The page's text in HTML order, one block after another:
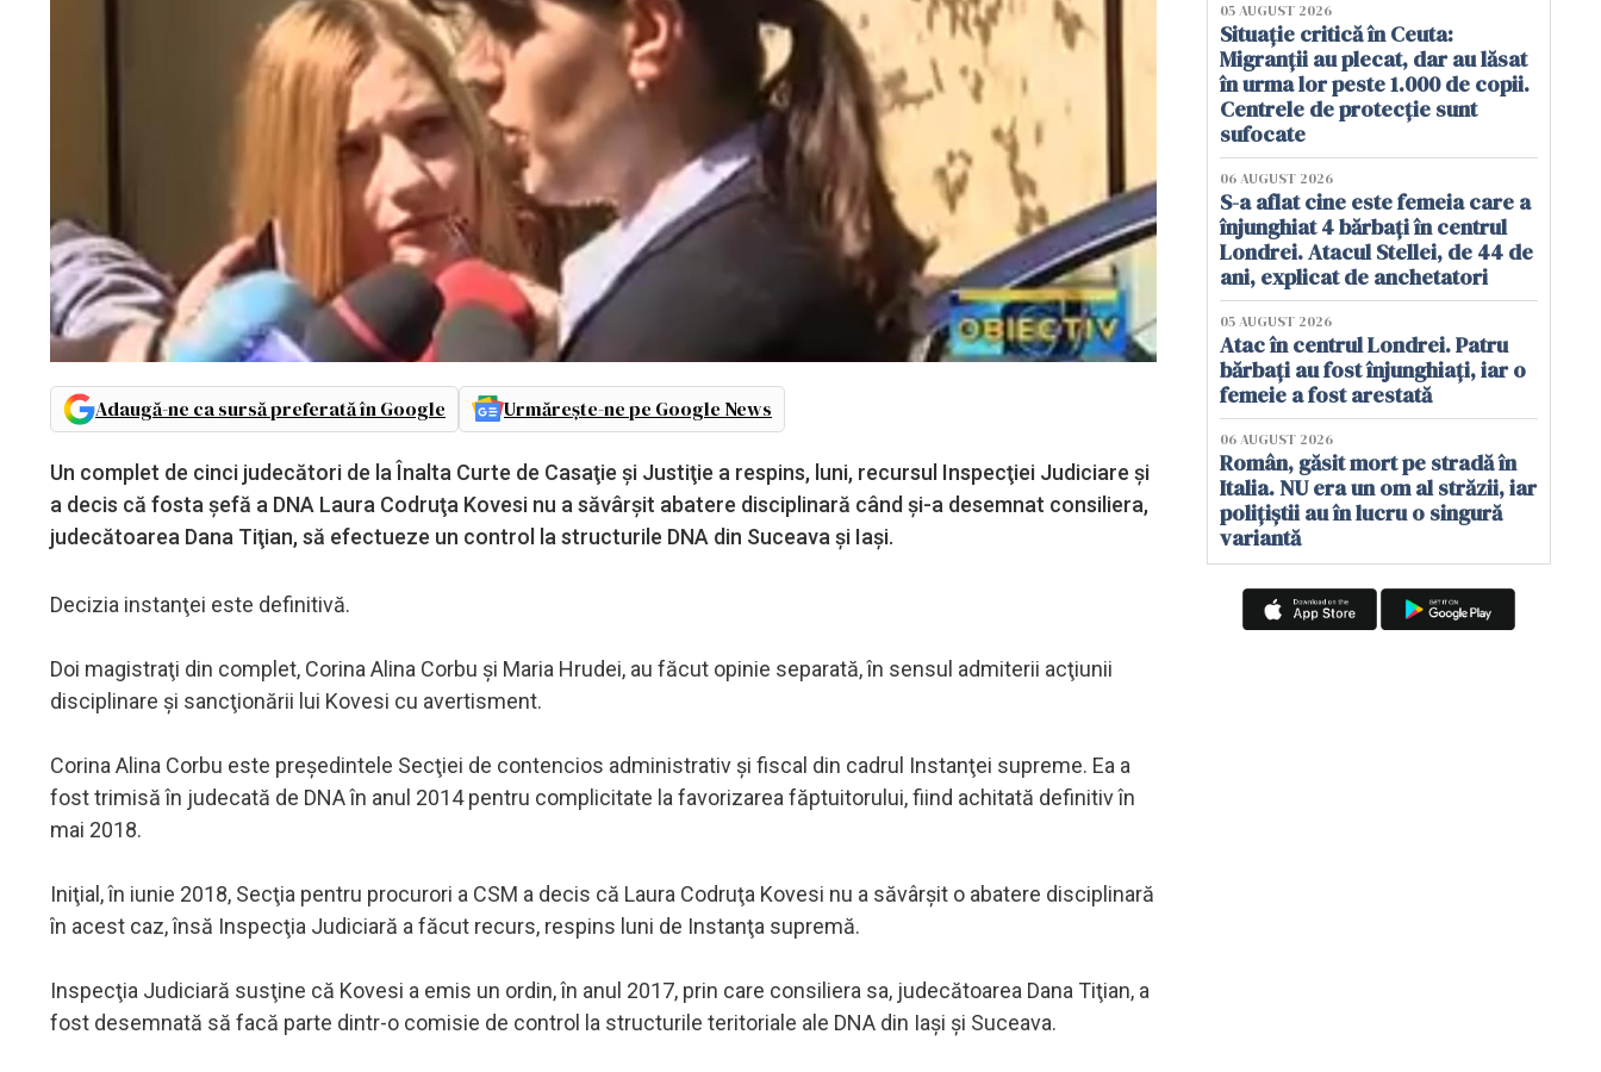
Adaugă-ne ca sursă preferată în Google Urmărește-ne pe Google News
Un complet de cinci judecători de la Înalta Curte de Casaţie şi Justiţie a respins, luni, recursul Inspecţiei Judiciare şi
a decis că fosta şefă a DNA Laura Codruţa Kovesi nu a săvârşit abatere disciplinară când şi-a desemnat consiliera,
judecătoarea Dana Tiţian, să efectueze un control la structurile DNA din Suceava şi Iaşi.
Decizia instanţei este definitivă.
Doi magistraţi din complet, Corina Alina Corbu şi Maria Hrudei, au făcut opinie separată, în sensul admiterii acţiunii
disciplinare şi sancţionării lui Kovesi cu avertisment.
Corina Alina Corbu este preşedintele Secţiei de contencios administrativ şi fiscal din cadrul Instanţei supreme. Ea a
fost trimisă în judecată de DNA în anul 2014 pentru complicitate la favorizarea făptuitorului, fiind achitată definitiv în
mai 2018.
Iniţial, în iunie 2018, Secţia pentru procurori a CSM a decis că Laura Codruţa Kovesi nu a săvârşit o abatere disciplinară
în acest caz, însă Inspecţia Judiciară a făcut recurs, respins luni de Instanţa supremă.
Inspecţia Judiciară susţine că Kovesi a emis un ordin, în anul 2017, prin care consiliera sa, judecătoarea Dana Tiţian, a
fost desemnată să facă parte dintr-o comisie de control la structurile teritoriale ale DNA din Iaşi şi Suceava.
05 AUGUST 2026
Situație critică în Ceuta:
Migranții au plecat, dar au lăsat
în urma lor peste 1.000 de copii.
Centrele de protecție sunt
sufocate
06 AUGUST 2026
S-a aflat cine este femeia care a
înjunghiat 4 bărbați în centrul
Londrei. Atacul Stellei, de 44 de
ani, explicat de anchetatori
05 AUGUST 2026
Atac în centrul Londrei. Patru
bărbați au fost înjunghiați, iar o
femeie a fost arestată
06 AUGUST 2026
Român, găsit mort pe stradă în
Italia. NU era un om al străzii, iar
polițiștii au în lucru o singură
variantă